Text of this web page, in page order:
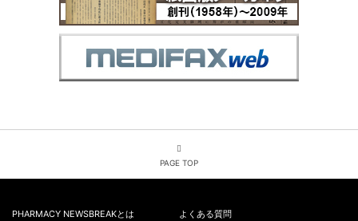
PAGE TOP
PHARMACY NEWSBREAKとは よくある質問